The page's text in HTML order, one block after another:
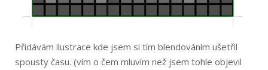
Přidávám ilustrace kde jsem si tím blendováním ušetřil
spousty času. (vím o čem mluvím než jsem tohle objevil